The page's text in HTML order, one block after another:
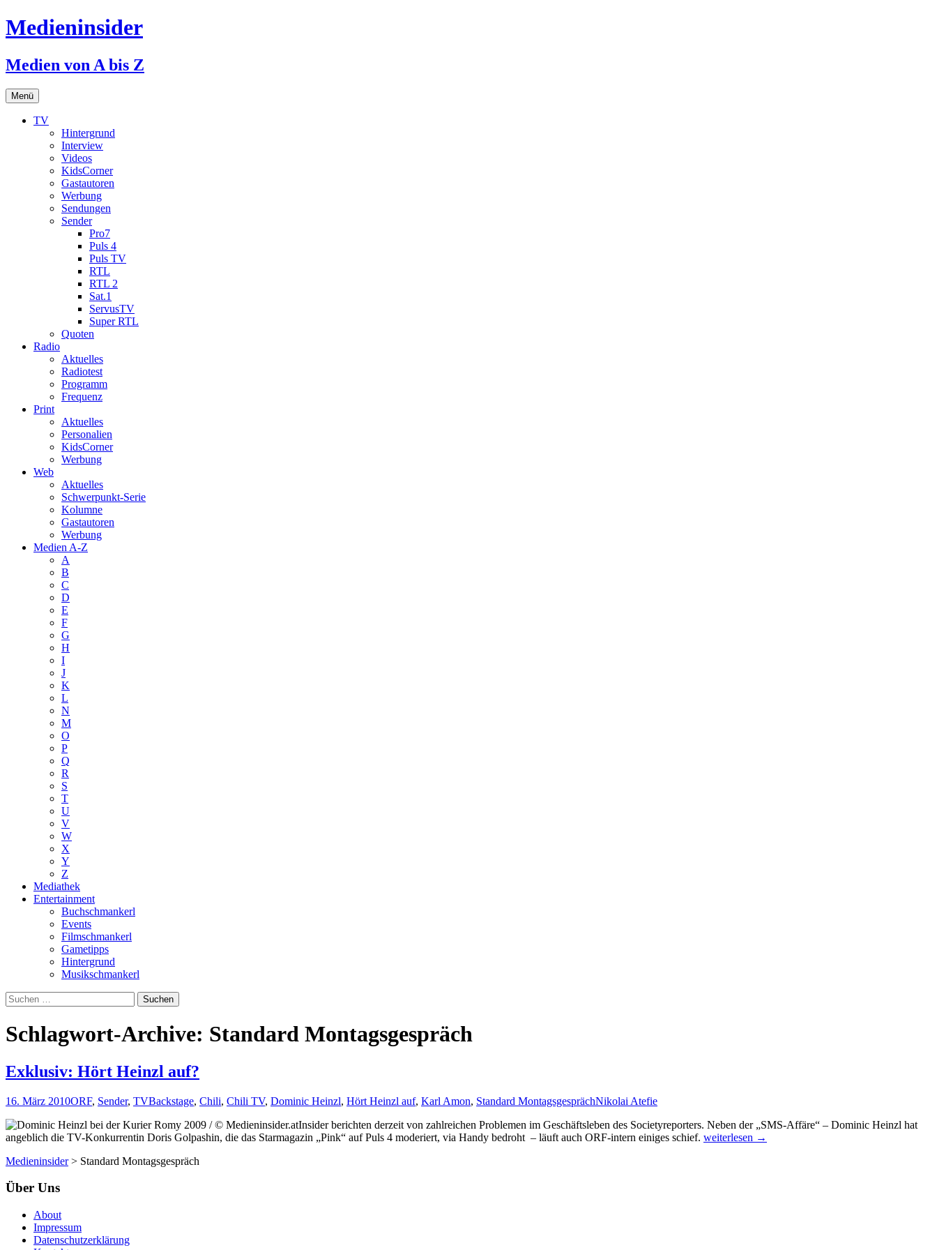
Medieninsider
Medien von A bis Z
Menü Zum
Inhalt
springen
TV
Hintergrund
Interview
Videos
KidsCorner
Gastautoren
Werbung
Sendungen
Sender
Pro7
Puls 4
Puls TV
RTL
RTL 2
Sat.1
ServusTV
Super RTL
Quoten
Radio
Aktuelles
Radiotest
Programm
Frequenz
Print
Aktuelles
Personalien
KidsCorner
Werbung
Web
Aktuelles
Schwerpunkt-Serie
Kolumne
Gastautoren
Werbung
Medien A-Z
A
B
C
D
E
F
G
H
I
J
K
L
N
M
O
P
Q
R
S
T
U
V
W
X
Y
Z
Mediathek
Entertainment
Buchschmankerl
Events
Filmschmankerl
Gametipps
Hintergrund
Musikschmankerl
Suchen
nach:
Schlagwort-Archive: Standard Montagsgespräch
Exklusiv: Hört Heinzl auf?
16. März 2010ORF, Sender, TVBackstage, Chili, Chili TV, Dominic Heinzl, Hört Heinzl auf, Karl Amon, Standard MontagsgesprächNikolai Atefie
Insider berichten derzeit von zahlreichen Problemen im Geschäftsleben des Societyreporters. Neben der „SMS-Affäre“ – Dominic Heinzl hat
angeblich die TV-Konkurrentin Doris Golpashin, die das Starmagazin „Pink“ auf Puls 4 moderiert, via Handy bedroht – läuft auch ORF-intern einiges schief. Exklusiv:
weiterlesen →
Medieninsider> Standard Montagsgespräch
Über Uns
About
Impressum
Datenschutzerklärung